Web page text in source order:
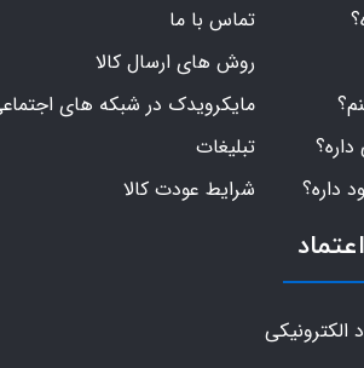
داره؟
اعتماد
الکترونیکی
تماس با ما
روش های ارسال کالا
مایکرویدک در شبکه های
تبلیغات
شرایط عودت کالا